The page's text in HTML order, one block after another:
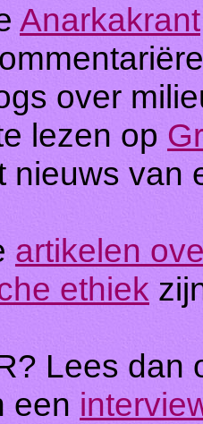
Anarkakrant
over
lezen op
nieuws van
artikelen
ethiek
Lees dan
een